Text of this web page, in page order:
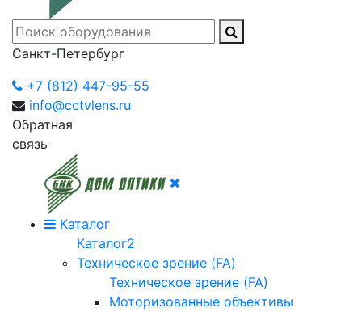
Санкт-Петербург
+7 (812) 447-95-55
info@cctvlens.ru
Обратная
связь
Каталог
Каталог2
Техническое зрение (FA)
Техническое зрение (FA)
Моторизованные объективы